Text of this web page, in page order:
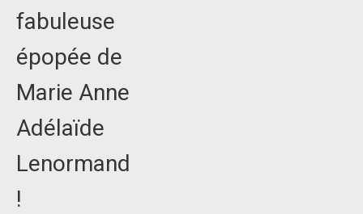
fabuleuse
épopée de
Marie Anne
Adélaïde
Lenormand
!